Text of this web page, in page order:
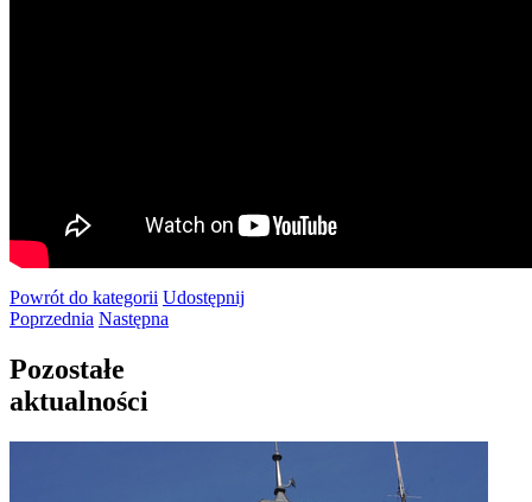
Powrót do kategorii Udostępnij
Poprzednia Następna
Pozostałe
aktualności